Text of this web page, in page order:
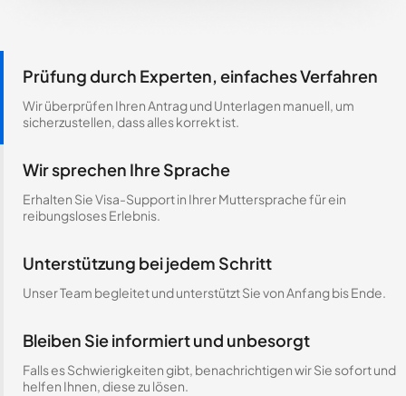
Prüfung durch Experten, einfaches Verfahren
Wir überprüfen Ihren Antrag und Unterlagen manuell, um
sicherzustellen, dass alles korrekt ist.
Wir sprechen Ihre Sprache
Erhalten Sie Visa-Support in Ihrer Muttersprache für ein
reibungsloses Erlebnis.
Unterstützung bei jedem Schritt
Unser Team begleitet und unterstützt Sie von Anfang bis Ende.
Bleiben Sie informiert und unbesorgt
Falls es Schwierigkeiten gibt, benachrichtigen wir Sie sofort und
helfen Ihnen, diese zu lösen.